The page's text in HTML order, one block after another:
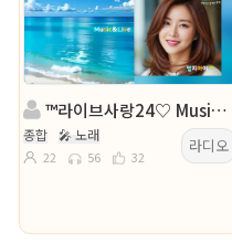
™라이브사랑24♡ Music&Live☆ ´″``°³
종합 🎤 노래
22 56 32
라디오